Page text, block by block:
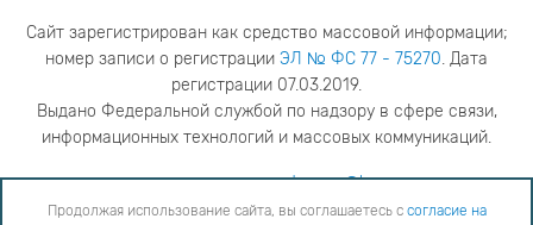
Сайт зарегистрирован как средство массовой информации;
номер записи о регистрации ЭЛ № ФС 77 - 75270. Дата
регистрации 07.03.2019.
Выдано Федеральной службой по надзору в сфере связи,
информационных технологий и массовых коммуникаций.
адрес редакцииya.stogova@ksc.ru
телефон редакции81555-79-516
Продолжая использование сайта, вы соглашаетесь с согласие на